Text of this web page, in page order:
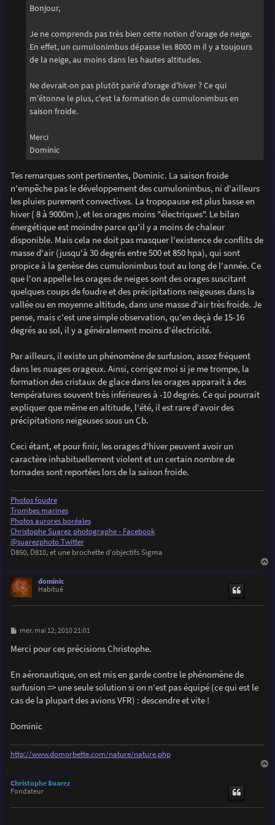
Bonjour,
Je ne comprends pas très bien cette notion d'orage de neige.
En effet, un cumulonimbus dépasse les 8000 m il y a toujours
de la neige, au moins dans les hautes altitudes.
Ne devrait-on pas plutôt parlé d'orage d'hiver ? Ce qui
m'étonne le plus, c'est la formation de cumulonimbus en
saison froide.
Merci
Dominic
Tes remarques sont pertinentes, Dominic. La saison froide
n'empêche pas le développement des cumulonimbus, ni d'ailleurs
les pluies purement convectives. La tropopause est plus basse en
hiver ( 8 à 9000m ), et les orages moins "électriques". Le bilan
énergétique est moindre parce qu'il y a moins de chaleur
disponible. Mais cela ne doit pas masquer l'existence de conflits de
masse d'air (jusqu'à 30 degrés entre 500 et 850 hpa), qui sont
propice à la genèse des cumulonimbus tout au long de l'année. Ce
que l'on appelle les orages de neiges sont des orages suscitant
quelques coups de foudre et des précipitations neigeuses dans la
vallée ou en moyenne altitude, dans une masse d'air très froide. Je
pense, mais c'est une simple observation, qu'en deçà de 15-16
degrés au sol, il y a généralement moins d'électricité.
Par ailleurs, il existe un phénomène de surfusion, assez fréquent
dans les nuages orageux. Ainsi, corrigez moi si je me trompe, la
formation des cristaux de glace dans les orages apparait à des
températures souvent très inférieures à -10 degrés. Ce qui pourrait
expliquer que même en altitude, l'été, il est rare d'avoir des
précipitations neigeuses sous un Cb.
Ceci étant, et pour finir, les orages d'hiver peuvent avoir un
caractère inhabituellement violent et un certain nombre de
tornades sont reportées lors de la saison froide.
Photos foudre
Trombes marines
Photos aurores boréales
Christophe Suarez photographe - Facebook
@suarezphoto Twitter
D850, D810, et une brochette d'objectifs Sigma
dominic
Habitué
M
s
s
e
mer. mai 12, 2010 21:01
Merci pour ces précisions Christophe.
En aéronautique, on est mis en garde contre le phénomène de
surfusion => une seule solution si on n'est pas équipé (ce qui est le
cas de la plupart des avions VFR) : descendre et vite !
Dominic
http://www.domorbette.com/nature/nature.php
Christophe Suarez
Fondateur